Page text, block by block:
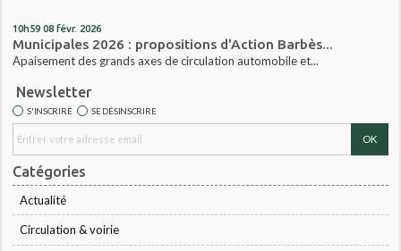
10h59 08 févr. 2026
Municipales 2026 : propositions d'Action Barbès...
Apaisement des grands axes de circulation automobile et...
Newsletter
S'INSCRIRE SE DÉSINSCRIRE
Catégories
Actualité
Circulation & voirie